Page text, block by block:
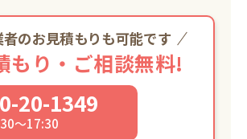
のお見積もりも可能です
もり・ご相談無料!
20-1349
～17:30